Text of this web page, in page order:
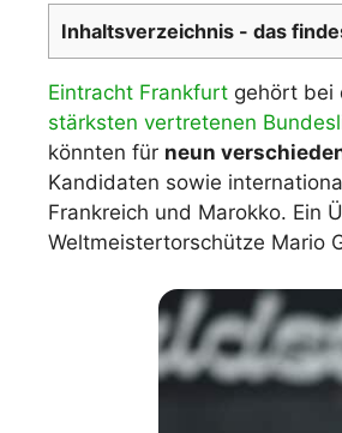
Inhaltsverzeichnis - das
Eintracht Frankfurt gehört bei
stärksten vertretenen
könnten für neun
Kandidaten sowie
Frankreich und Marokko. Ein
Weltmeistertorschütze Mario